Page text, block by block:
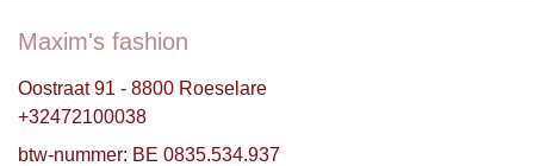
Maxim's fashion
Oostraat 91 - 8800 Roeselare
+32472100038
btw-nummer: BE 0835.534.937